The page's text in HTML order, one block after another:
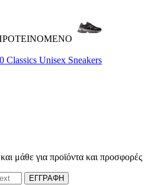
Unisex Sneakers
μάθε για προϊόντα και προσφορές
ΕΓΓΡΑΦΗ